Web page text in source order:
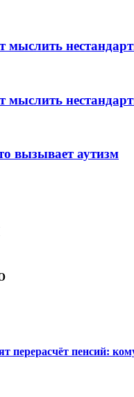
мыслить
мыслить
вызывает аутизм
перерасчёт пенсий: